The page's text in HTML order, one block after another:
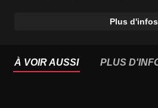
Plus d'infos
À VOIR AUSSI PLUS